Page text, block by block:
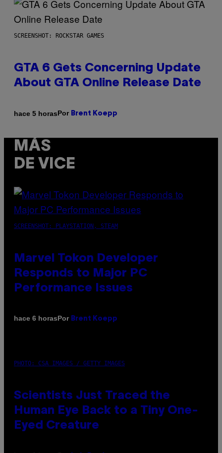
SCREENSHOT: ROCKSTAR GAMES
GTA 6 Gets Concerning Update
About GTA Online Release Date
hace 5 horasPor Brent Koepp
MÁS
DE VICE
SCREENSHOT: PLAYSTATION, STEAM
Marvel Tokon Developer
Responds to Major PC
Performance Issues
hace 6 horasPor Brent Koepp
PHOTO: CSA IMAGES / GETTY IMAGES
Scientists Just Traced the
Human Eye Back to a Tiny One-
Eyed Creature